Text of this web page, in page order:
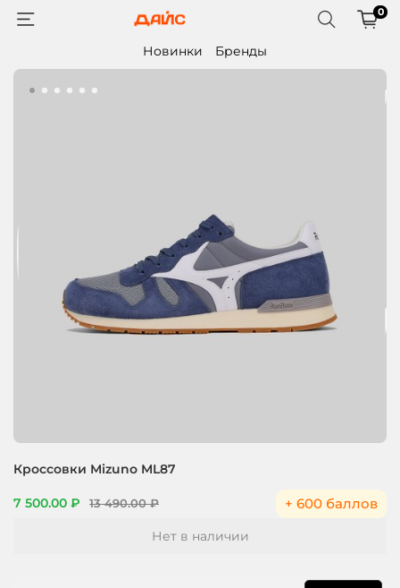
0
Новинки Бренды
Кроссовки Mizuno ML87
7 500.00 ₽ 13 490.00 ₽ + 600 баллов
Нет в наличии